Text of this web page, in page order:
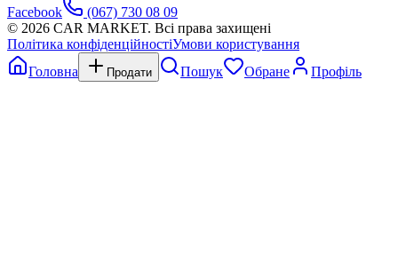
Facebook
(067) 730 08 09
© 2026 CAR MARKET. Всі права захищені
Політика конфіденційностіУмови користування
Головна
Продати Пошук Обране Профіль